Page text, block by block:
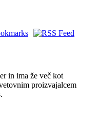
in ima že več kot
proizvajalcem